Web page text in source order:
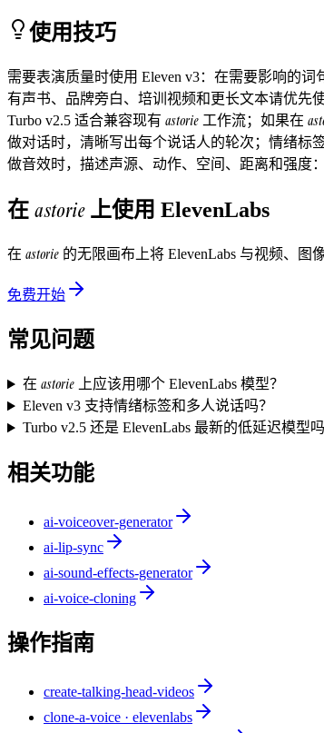
使用技巧
需要表演质量时使用 Eleven v3：在需要影响的词
有声书、品牌旁白、培训视频和更长文本请优先
Turbo v2.5 适合兼容现有 astorie 工作流；如果在
做对话时，清晰写出每个说话人的轮次；情绪标
做音效时，描述声源、动作、空间、距离和强度：
在 astorie上使用 ElevenLabs
在 astorie 的无限画布上将 ElevenLabs 与视频、图
免费开始
常见问题
在 astorie上应该用哪个 ElevenLabs 模型？
Eleven v3 支持情绪标签和多人说话吗？
Turbo v2.5 还是 ElevenLabs 最新的低延迟模型吗
相关功能
ai-voiceover-generator
ai-lip-sync
ai-sound-effects-generator
ai-voice-cloning
操作指南
create-talking-head-videos
clone-a-voice · elevenlabs